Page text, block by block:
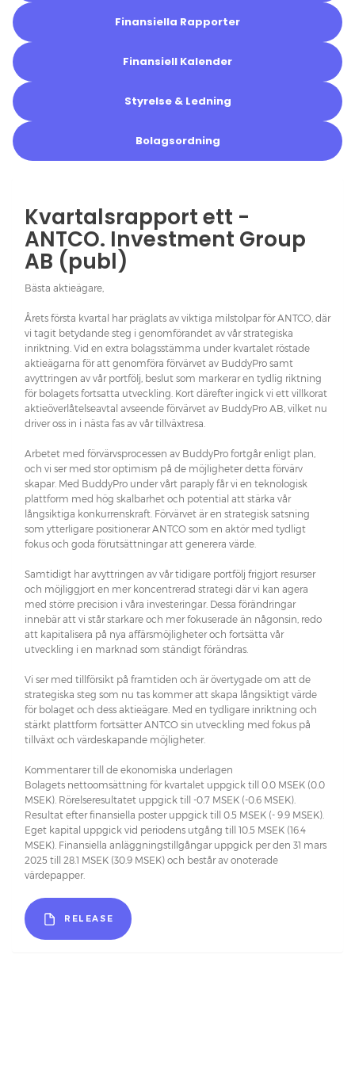
Finansiella Rapporter
Finansiell Kalender
Styrelse & Ledning
Bolagsordning
Kvartalsrapport ett -
ANTCO. Investment Group
AB (publ)
Bästa aktieägare,
Årets första kvartal har präglats av viktiga milstolpar för ANTCO, där
vi tagit betydande steg i genomförandet av vår strategiska
inriktning. Vid en extra bolagsstämma under kvartalet röstade
aktieägarna för att genomföra förvärvet av BuddyPro samt
avyttringen av vår portfölj, beslut som markerar en tydlig riktning
för bolagets fortsatta utveckling. Kort därefter ingick vi ett villkorat
aktieöverlåtelseavtal avseende förvärvet av BuddyPro AB, vilket nu
driver oss in i nästa fas av vår tillväxtresa.
Arbetet med förvärvsprocessen av BuddyPro fortgår enligt plan,
och vi ser med stor optimism på de möjligheter detta förvärv
skapar. Med BuddyPro under vårt paraply får vi en teknologisk
plattform med hög skalbarhet och potential att stärka vår
långsiktiga konkurrenskraft. Förvärvet är en strategisk satsning
som ytterligare positionerar ANTCO som en aktör med tydligt
fokus och goda förutsättningar att generera värde.
Samtidigt har avyttringen av vår tidigare portfölj frigjort resurser
och möjliggjort en mer koncentrerad strategi där vi kan agera
med större precision i våra investeringar. Dessa förändringar
innebär att vi står starkare och mer fokuserade än någonsin, redo
att kapitalisera på nya affärsmöjligheter och fortsätta vår
utveckling i en marknad som ständigt förändras.
Vi ser med tillförsikt på framtiden och är övertygade om att de
strategiska steg som nu tas kommer att skapa långsiktigt värde
för bolaget och dess aktieägare. Med en tydligare inriktning och
stärkt plattform fortsätter ANTCO sin utveckling med fokus på
tillväxt och värdeskapande möjligheter.
Kommentarer till de ekonomiska underlagen
Bolagets nettoomsättning för kvartalet uppgick till 0.0 MSEK (0.0
MSEK). Rörelseresultatet uppgick till -0.7 MSEK (-0.6 MSEK).
Resultat efter finansiella poster uppgick till 0.5 MSEK (- 9.9 MSEK).
Eget kapital uppgick vid periodens utgång till 10.5 MSEK (16.4
MSEK). Finansiella anläggningstillgångar uppgick per den 31 mars
2025 till 28.1 MSEK (30.9 MSEK) och består av onoterade
värdepapper.
RELEASE